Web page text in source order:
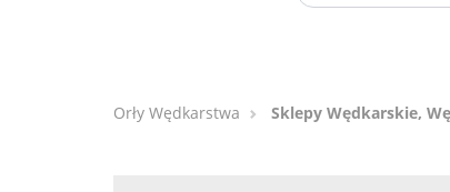
Orły Wędkarstwa Sklepy Wędkarskie,